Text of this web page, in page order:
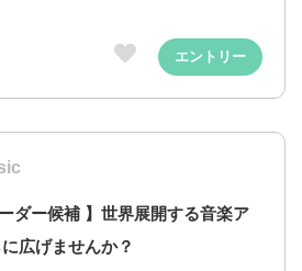
エントリー
ダー候補 】世界展開する音楽ア
広げませんか？